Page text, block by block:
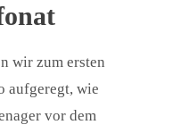
wir zum ersten
aufgeregt, wie
vor dem